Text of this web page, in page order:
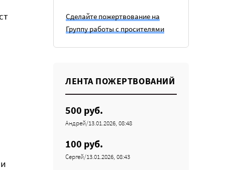
Сделайте пожертвование на
Группу работы с просителями
ЛЕНТА ПОЖЕРТВОВАНИЙ
500 руб.
Андрей/13.01.2026, 08:48
100 руб.
Сергей/13.01.2026, 08:43